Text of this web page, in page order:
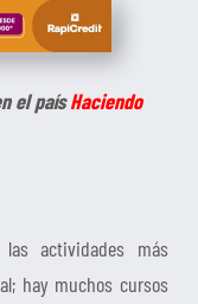
el paísHaciendo
actividades más
hay muchos cursos